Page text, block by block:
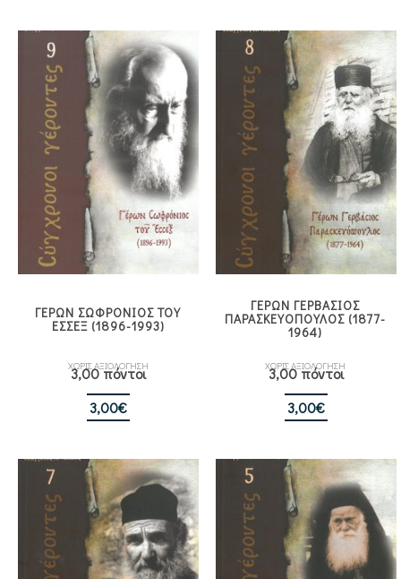
ΓΕΡΩΝ ΣΩΦΡΟΝΙΟΣ ΤΟΥ
ΕΣΣΕΞ (1896-1993)
ΧΩΡΙΣ ΑΞΙΟΛΟΓΗΣΗ
3,00 πόντοι
3,00€
ΓΕΡΩΝ ΓΕΡΒΑΣΙΟΣ
ΠΑΡΑΣΚΕΥΟΠΟΥΛΟΣ (1877-
1964)
ΧΩΡΙΣ ΑΞΙΟΛΟΓΗΣΗ
3,00 πόντοι
3,00€